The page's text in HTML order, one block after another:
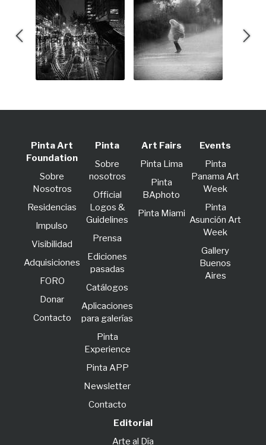
Pinta Art
Foundation
Sobre
Nosotros
Residencias
lmpulso
Visibilidad
Adquisiciones
FORO
Donar
Contacto
Pinta
Sobre
nosotros
Official
Logos &
Guidelines
Prensa
Ediciones
pasadas
Catálogos
Aplicaciones
para galerías
Pinta
Experience
Pinta APP
Newsletter
Contacto
Art Fairs
Pinta Lima
Pinta
BAphoto
Pinta Miami
Events
Pinta
Panama Art
Week
Pinta
Asunción Art
Week
Gallery
Buenos
Aires
Editorial
Arte al Día